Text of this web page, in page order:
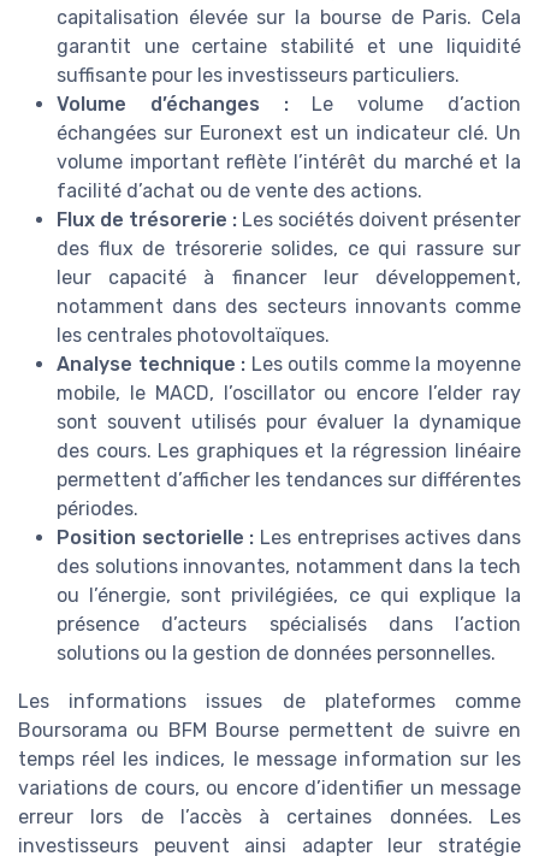
capitalisation élevée sur la bourse de Paris. Cela
garantit une certaine stabilité et une liquidité
suffisante pour les investisseurs particuliers.
Volume d’échanges :Le volume d’action
échangées sur Euronext est un indicateur clé. Un
volume important reflète l’intérêt du marché et la
facilité d’achat ou de vente des actions.
Flux de trésorerie : Les sociétés doivent présenter
des flux de trésorerie solides, ce qui rassure sur
leur capacité à financer leur développement,
notamment dans des secteurs innovants comme
les centrales photovoltaïques.
Analyse technique : Les outils comme la moyenne
mobile, le MACD, l’oscillator ou encore l’elder ray
sont souvent utilisés pour évaluer la dynamique
des cours. Les graphiques et la régression linéaire
permettent d’afficher les tendances sur différentes
périodes.
Position sectorielle : Les entreprises actives dans
des solutions innovantes, notamment dans la tech
ou l’énergie, sont privilégiées, ce qui explique la
présence d’acteurs spécialisés dans l’action
solutions ou la gestion de données personnelles.
Les informations issues de plateformes comme
Boursorama ou BFM Bourse permettent de suivre en
temps réel les indices, le message information sur les
variations de cours, ou encore d’identifier un message
erreur lors de l’accès à certaines données. Les
investisseurs peuvent ainsi adapter leur stratégie